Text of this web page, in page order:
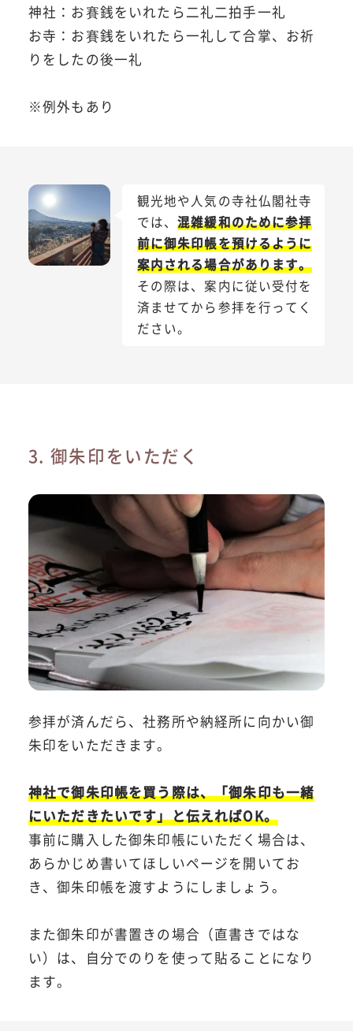
神社：お賽銭をいれたら二礼二拍手一礼
お寺：お賽銭をいれたら一礼して合掌、お祈
りをしたの後一礼
※例外もあり
観光地や人気の寺社仏閣社寺
では、混雑緩和のために参拝
前に御朱印帳を預けるように
案内される場合があります。
その際は、案内に従い受付を
済ませてから参拝を行ってく
ださい。
3. 御朱印をいただく
参拝が済んだら、社務所や納経所に向かい御
朱印をいただきます。
神社で御朱印帳を買う際は、「御朱印も一緒
にいただきたいです」と伝えればOK。
事前に購入した御朱印帳にいただく場合は、
あらかじめ書いてほしいページを開いてお
き、御朱印帳を渡すようにしましょう。
また御朱印が書置きの場合（直書きではな
い）は、自分でのりを使って貼ることになり
ます。